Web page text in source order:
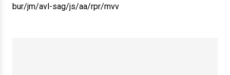
bur/jm/avl-sag/js/aa/rpr/mvv